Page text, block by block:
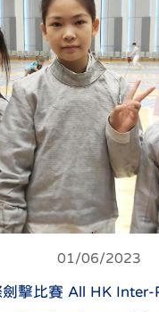
01/06/2023
劍擊比賽 All HK